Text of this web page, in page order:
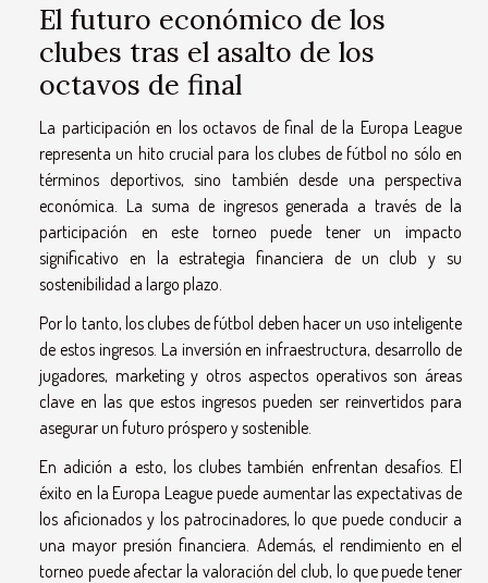
El futuro económico de los
clubes tras el asalto de los
octavos de final
La participación en los octavos de final de la Europa League
representa un hito crucial para los clubes de fútbol no sólo en
términos deportivos, sino también desde una perspectiva
económica. La suma de ingresos generada a través de la
participación en este torneo puede tener un impacto
significativo en la estrategia financiera de un club y su
sostenibilidad a largo plazo.
Por lo tanto, los clubes de fútbol deben hacer un uso inteligente
de estos ingresos. La inversión en infraestructura, desarrollo de
jugadores, marketing y otros aspectos operativos son áreas
clave en las que estos ingresos pueden ser reinvertidos para
asegurar un futuro próspero y sostenible.
En adición a esto, los clubes también enfrentan desafíos. El
éxito en la Europa League puede aumentar las expectativas de
los aficionados y los patrocinadores, lo que puede conducir a
una mayor presión financiera. Además, el rendimiento en el
torneo puede afectar la valoración del club, lo que puede tener